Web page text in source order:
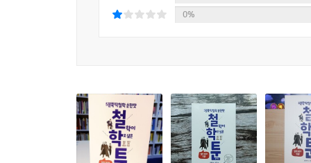
· 대입 수능/논술 준비가 필요한 중고등학생
유튜브 ‘5분 뚝딱 철학’ 구독자들의 말
0%